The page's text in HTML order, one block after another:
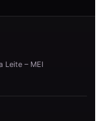
Leite – MEI